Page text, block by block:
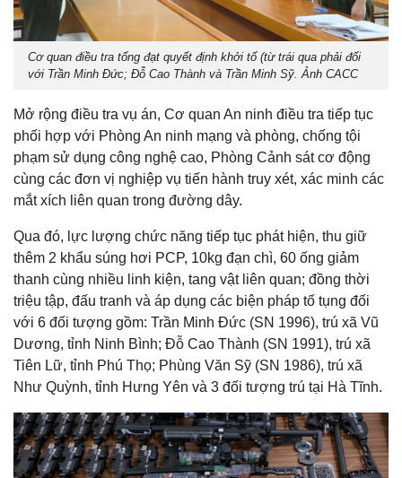
Cơ quan điều tra tống đạt quyết định khởi tố (từ trái qua phải đối
với Trần Minh Đức; Đỗ Cao Thành và Trần Minh Sỹ. Ảnh CACC
Mở rộng điều tra vụ án, Cơ quan An ninh điều tra tiếp tục
phối hợp với Phòng An ninh mạng và phòng, chống tội
phạm sử dụng công nghệ cao, Phòng Cảnh sát cơ động
cùng các đơn vị nghiệp vụ tiến hành truy xét, xác minh các
mắt xích liên quan trong đường dây.
Qua đó, lực lượng chức năng tiếp tục phát hiện, thu giữ
thêm 2 khẩu súng hơi PCP, 10kg đạn chì, 60 ống giảm
thanh cùng nhiều linh kiện, tang vật liên quan; đồng thời
triệu tập, đấu tranh và áp dụng các biện pháp tố tụng đối
với 6 đối tượng gồm: Trần Minh Đức (SN 1996), trú xã Vũ
Dương, tỉnh Ninh Bình; Đỗ Cao Thành (SN 1991), trú xã
Tiên Lữ, tỉnh Phú Thọ; Phùng Văn Sỹ (SN 1986), trú xã
Như Quỳnh, tỉnh Hưng Yên và 3 đối tượng trú tại Hà Tĩnh.